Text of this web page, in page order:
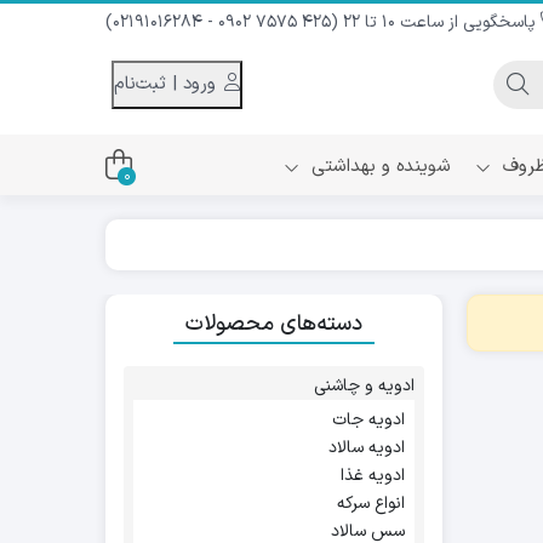
پاسخگویی از ساعت 10 تا 22 (425 7575 0902 - 02191016284)
و شیر نارگیل
شوینده و بهداشتی
لباس
0
دسته‌های محصولات
ادویه و چاشنی
ادویه جات
ادویه سالاد
ادویه غذا
انواع سرکه
سس سالاد